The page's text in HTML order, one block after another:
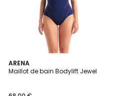
ARENA
Maillot de bain Bodylift Jewel
4,7
/ 5